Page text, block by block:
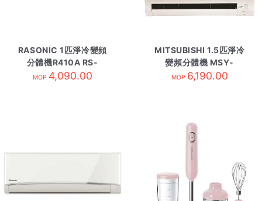
RASONIC 1匹淨冷變頻
分體機R410A RS-
YS9UK 內
MOP 4,090.00
MITSUBISHI 1.5匹淨冷
變頻分體機 MSY-
GJ13VA-內 R410A
MOP 6,190.00